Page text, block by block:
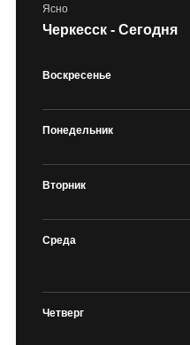
Ясно
Черкесск - Сегодня
Воскресенье
Понедельник
Вторник
Среда
Четверг